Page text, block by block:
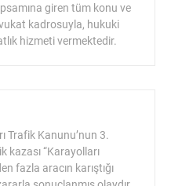
kadrosuyla, hukuki
hizmeti vermektedir.
Trafik Kanunu’nun 3.
kazası “Karayolları
fazla aracın karıştığı
sonuçlanmış olaydır.